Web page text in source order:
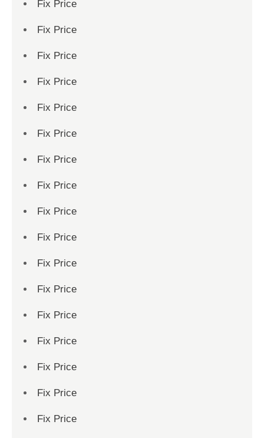
Fix Price
Fix Price
Fix Price
Fix Price
Fix Price
Fix Price
Fix Price
Fix Price
Fix Price
Fix Price
Fix Price
Fix Price
Fix Price
Fix Price
Fix Price
Fix Price
Fix Price